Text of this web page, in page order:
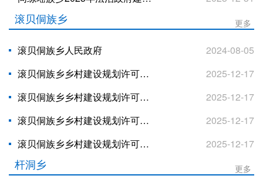
滚贝侗族乡 更多
滚贝侗族乡人民政府
2024-08-05
滚贝侗族乡乡村建设规划许可证12.17吴小平
2025-12-17
滚贝侗族乡乡村建设规划许可证12.17潘寿福
2025-12-17
滚贝侗族乡乡村建设规划许可证12.17吴汉回
2025-12-17
滚贝侗族乡乡村建设规划许可证12.17蒙永求
2025-12-17
杆洞乡 更多